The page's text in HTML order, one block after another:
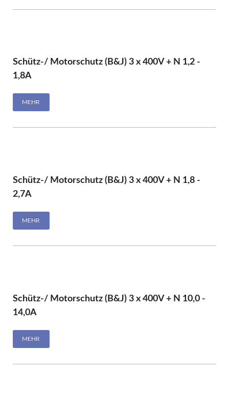
Schütz-/ Motorschutz (B&J) 3 x 400V + N 1,2 -
1,8A
MEHR
Schütz-/ Motorschutz (B&J) 3 x 400V + N 1,8 -
2,7A
MEHR
Schütz-/ Motorschutz (B&J) 3 x 400V + N 10,0 -
14,0A
MEHR